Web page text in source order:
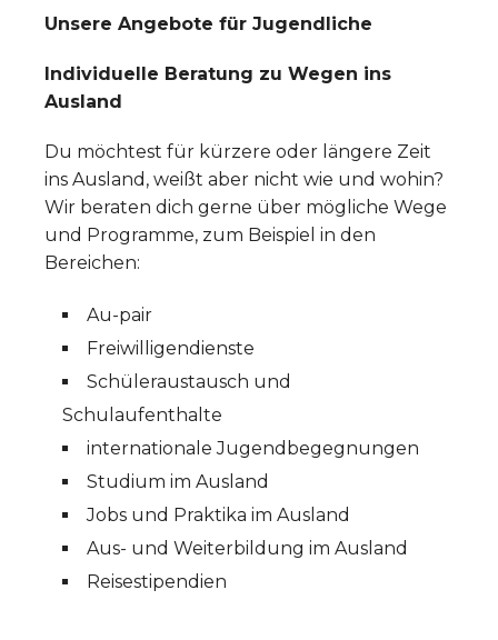
Unsere Angebote für Jugendliche
Individuelle Beratung zu Wegen ins
Ausland
Du möchtest für kürzere oder längere Zeit
ins Ausland, weißt aber nicht wie und wohin?
Wir beraten dich gerne über mögliche Wege
und Programme, zum Beispiel in den
Bereichen:
Au-pair
Freiwilligendienste
Schüleraustausch und
Schulaufenthalte
internationale Jugendbegegnungen
Studium im Ausland
Jobs und Praktika im Ausland
Aus- und Weiterbildung im Ausland
Reisestipendien